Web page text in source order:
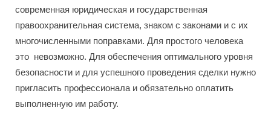
современная юридическая и государственная
правоохранительная система, знаком с законами и с их
многочисленными поправками. Для простого человека
это невозможно. Для обеспечения оптимального уровня
безопасности и для успешного проведения сделки нужно
пригласить профессионала и обязательно оплатить
выполненную им работу.